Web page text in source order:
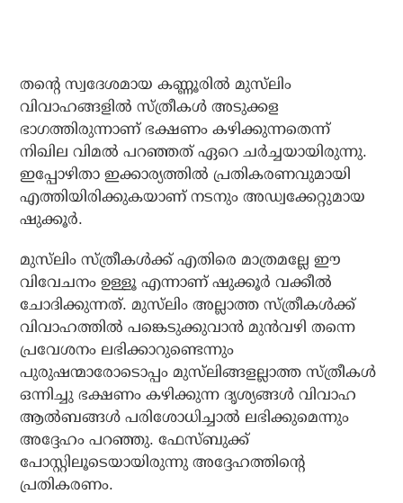
തന്റെ സ്വദേശമായ കണ്ണൂരില്‍ മുസ്‌ലിം
വിവാഹങ്ങളില്‍ സ്ത്രീകള്‍ അടുക്കള
ഭാഗത്തിരുന്നാണ് ഭക്ഷണം കഴിക്കുന്നതെന്ന്
നിഖില വിമല്‍ പറഞ്ഞത് ഏറെ ചര്‍ച്ചയായിരുന്നു.
ഇപ്പോഴിതാ ഇക്കാര്യത്തില്‍ പ്രതികരണവുമായി
എത്തിയിരിക്കുകയാണ് നടനും അഡ്വക്കേറ്റുമായ
ഷുക്കൂര്‍.
മുസ്‌ലിം സ്ത്രീകള്‍ക്ക് എതിരെ മാത്രമല്ലേ ഈ
വിവേചനം ഉള്ളൂ എന്നാണ് ഷുക്കൂര്‍ വക്കീല്‍
ചോദിക്കുന്നത്. മുസ്‌ലിം അല്ലാത്ത സ്ത്രീകള്‍ക്ക്
വിവാഹത്തില്‍ പങ്കെടുക്കുവാന്‍ മുന്‍വഴി തന്നെ
പ്രവേശനം ലഭിക്കാറുണ്ടെന്നും
പുരുഷന്മാരോടൊപ്പം മുസ്‌ലിങ്ങളല്ലാത്ത സ്ത്രീകള്‍
ഒന്നിച്ചു ഭക്ഷണം കഴിക്കുന്ന ദൃശ്യങ്ങള്‍ വിവാഹ
ആല്‍ബങ്ങള്‍ പരിശോധിച്ചാല്‍ ലഭിക്കുമെന്നും
അദ്ദേഹം പറഞ്ഞു. ഫേസ്ബുക്ക്
പോസ്റ്റിലൂടെയായിരുന്നു അദ്ദേഹത്തിന്റെ
പ്രതികരണം.